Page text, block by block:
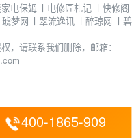
电保姆 丨 电修匠札记 丨 快修阁
琥梦网 丨翠流逸讯 丨醉琼网 丨 碧
，请联系我们删除，邮箱：
400-1865-909